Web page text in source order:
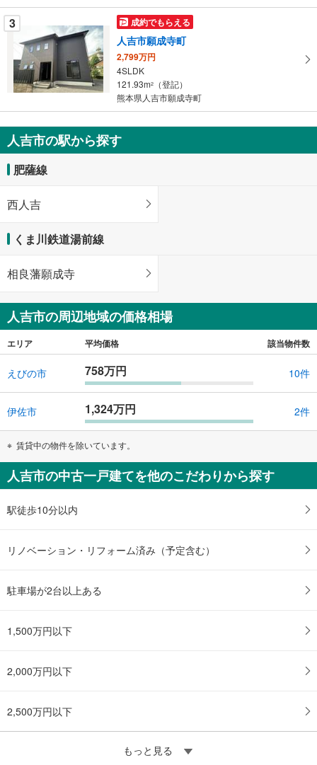
に
保
す
る
3 成約でもらえる
人吉市願成寺町
2,799万円
4SLDK
121.93m2
（登記）
熊本県人吉市願成寺町
人吉市の駅から探す
肥薩線
西人吉
くま川鉄道湯前線
相良藩願成寺
人吉市の周辺地域の価格相場
エリア 平均価格 該当物件数
えびの市 758万円 10件
伊佐市 1,324万円 2件
賃貸中の物件を除いています。
人吉市の中古一戸建てを他のこだわりから探す
駅徒歩10分以内
リノベーション・リフォーム済み（予定含む）
駐車場が2台以上ある
1,500万円以下
2,000万円以下
2,500万円以下
もっと見る